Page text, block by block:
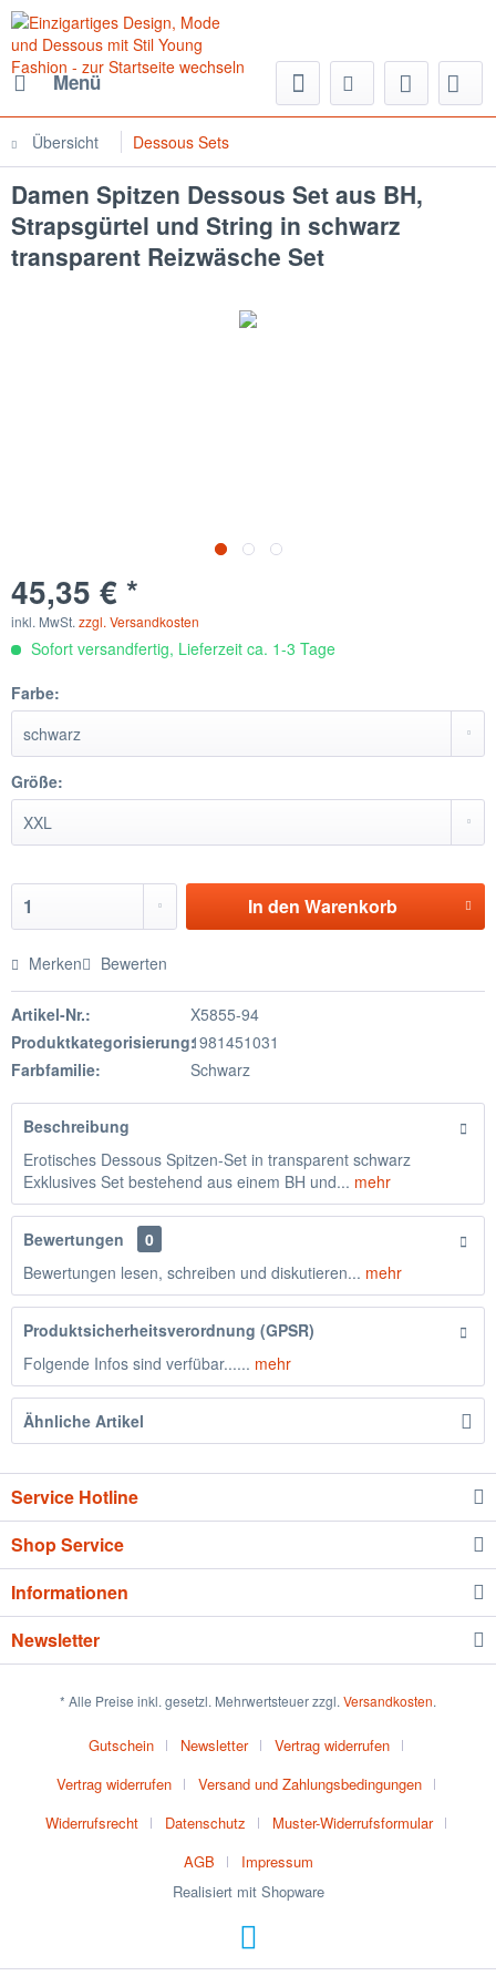
Menü
Übersicht Dessous Sets
Damen Spitzen Dessous Set aus BH,
Strapsgürtel und String in schwarz
transparent Reizwäsche Set
45,35 € *
inkl. MwSt. zzgl. Versandkosten
Sofort versandfertig, Lieferzeit ca. 1-3 Tage
Farbe:
Größe:
In den Warenkorb
Merken Bewerten
Artikel-Nr.:
X5855-94
Produktkategorisierung:1981451031
Farbfamilie:
Schwarz
Beschreibung
Erotisches Dessous Spitzen-Set in transparent schwarz
Exklusives Set bestehend aus einem BH und... mehr
Bewertungen
0
Bewertungen lesen, schreiben und diskutieren... mehr
Produktsicherheitsverordnung (GPSR)
Folgende Infos sind verfübar...... mehr
Ähnliche Artikel
Service Hotline
Shop Service
Informationen
Newsletter
* Alle Preise inkl. gesetzl. Mehrwertsteuer zzgl. Versandkosten.
Gutschein Newsletter
Vertrag widerrufen
Vertrag widerrufen
Versand und Zahlungsbedingungen
Widerrufsrecht
Datenschutz
Muster-Widerrufsformular
AGB
Impressum
Realisiert mit Shopware